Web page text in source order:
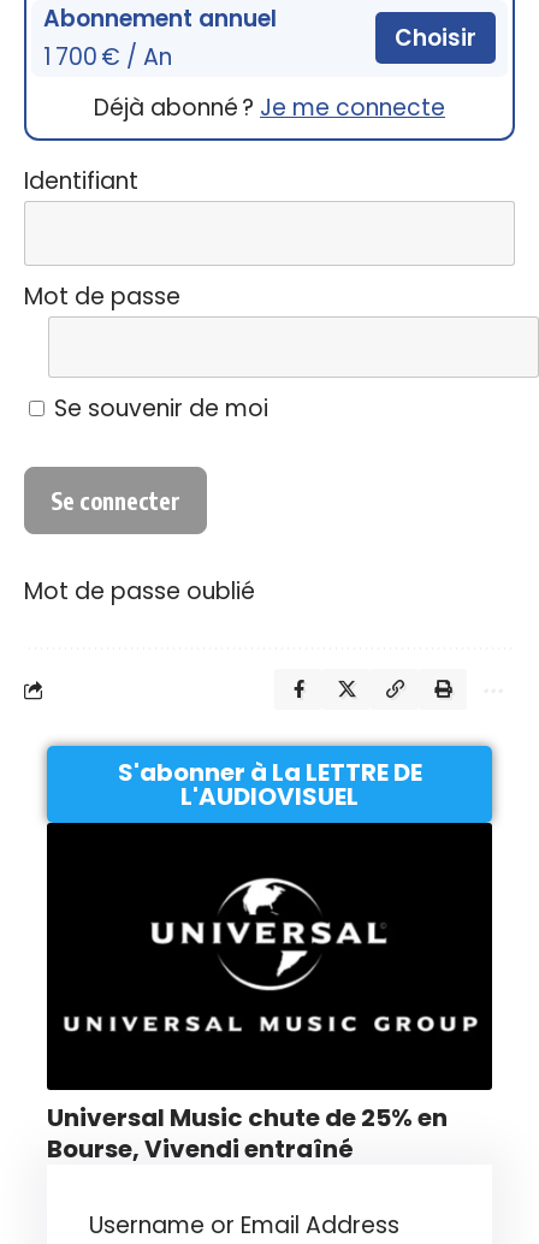
Abonnement annuel
1 700 € / An
Choisir
Déjà abonné ? Je me connecte
Identifiant
Mot de passe
Se souvenir de moi
Mot de passe oublié
S'abonner à La LETTRE DE
L'AUDIOVISUEL
Universal Music chute de 25% en
Bourse, Vivendi entraîné
Username or Email Address